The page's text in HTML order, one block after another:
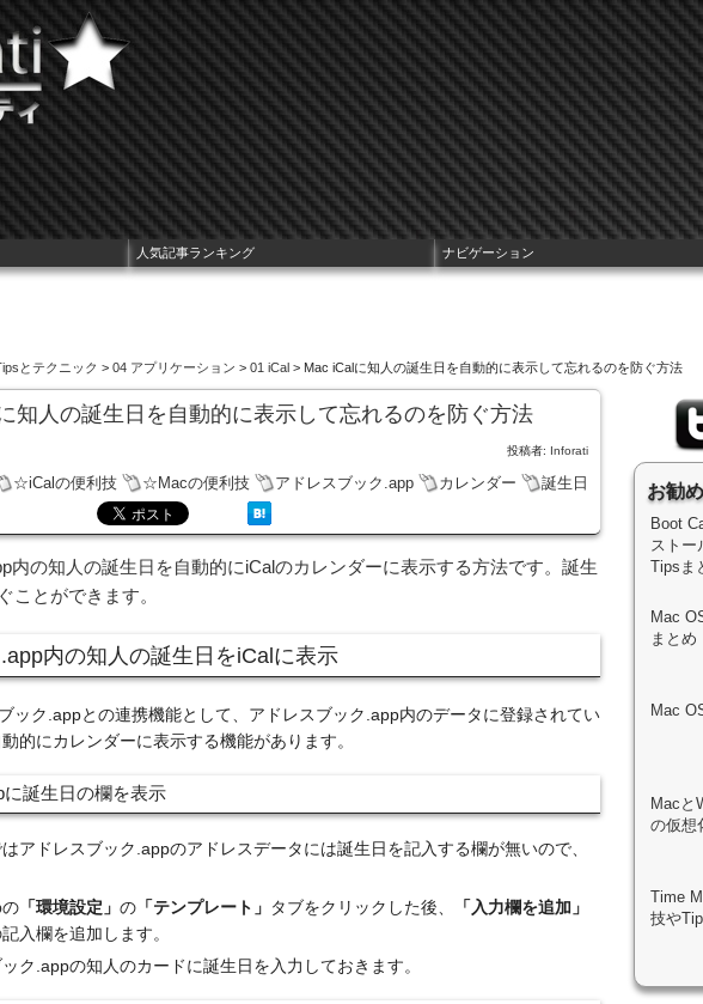
とテクニック > 04 アプリケーション > 01 iCal > Mac iCalに知人の誕生日を自動的に表示して忘れるのを防ぐ方法
知人の誕生日を自動的に表示して忘れるのを防ぐ方法
投稿者: Inforati
☆iCalの便利技 ☆Macの便利技 アドレスブック.app カレンダー 誕生日
内の知人の誕生日を自動的にiCalのカレンダーに表示する方法です。誕生
ことができます。
内の知人の誕生日をiCalに表示
ック.appとの連携機能として、アドレスブック.app内のデータに登録されてい
的にカレンダーに表示する機能があります。
誕生日の欄を表示
アドレスブック.appのアドレスデータには誕生日を記入する欄が無いので、
「環境設定」 の 「テンプレート」 タブをクリックした後、
「入力欄を追加」
入欄を追加します。
ク.appの知人のカードに誕生日を入力しておきます。
お勧
Boot
ストー
Tipsま
Mac
まとめ
Mac
Macと
の仮想
Time
技や
人気記事ランキング ナビゲーション